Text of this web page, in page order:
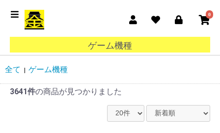
0
ゲーム機種
全て ゲーム機種
3641件の商品が見つかりました